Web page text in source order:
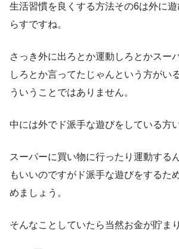
生活習慣を良くする方法その6は外に
らすですね。
さっき外に出ろとか運動しろとかスー
しろとか言ってたじゃんという方がい
ういうことではありません。
中には外でド派手な遊びをしている方
スーパーに買い物に行ったり運動する
もいいのですがド派手な遊びをするた
めましょう。
そんなことしていたら当然お金が貯ま